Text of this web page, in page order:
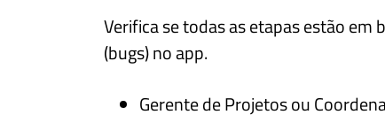
Verifica se todas as etapas estão
(bugs) no app.
Gerente de Projetos ou